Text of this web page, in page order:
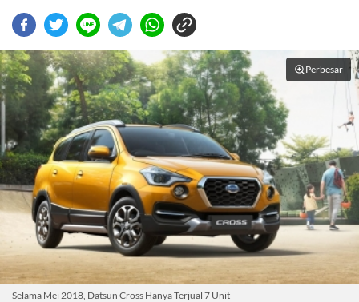
Perbesar
Selama Mei 2018, Datsun Cross Hanya Terjual 7 Unit